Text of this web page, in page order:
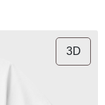
3D